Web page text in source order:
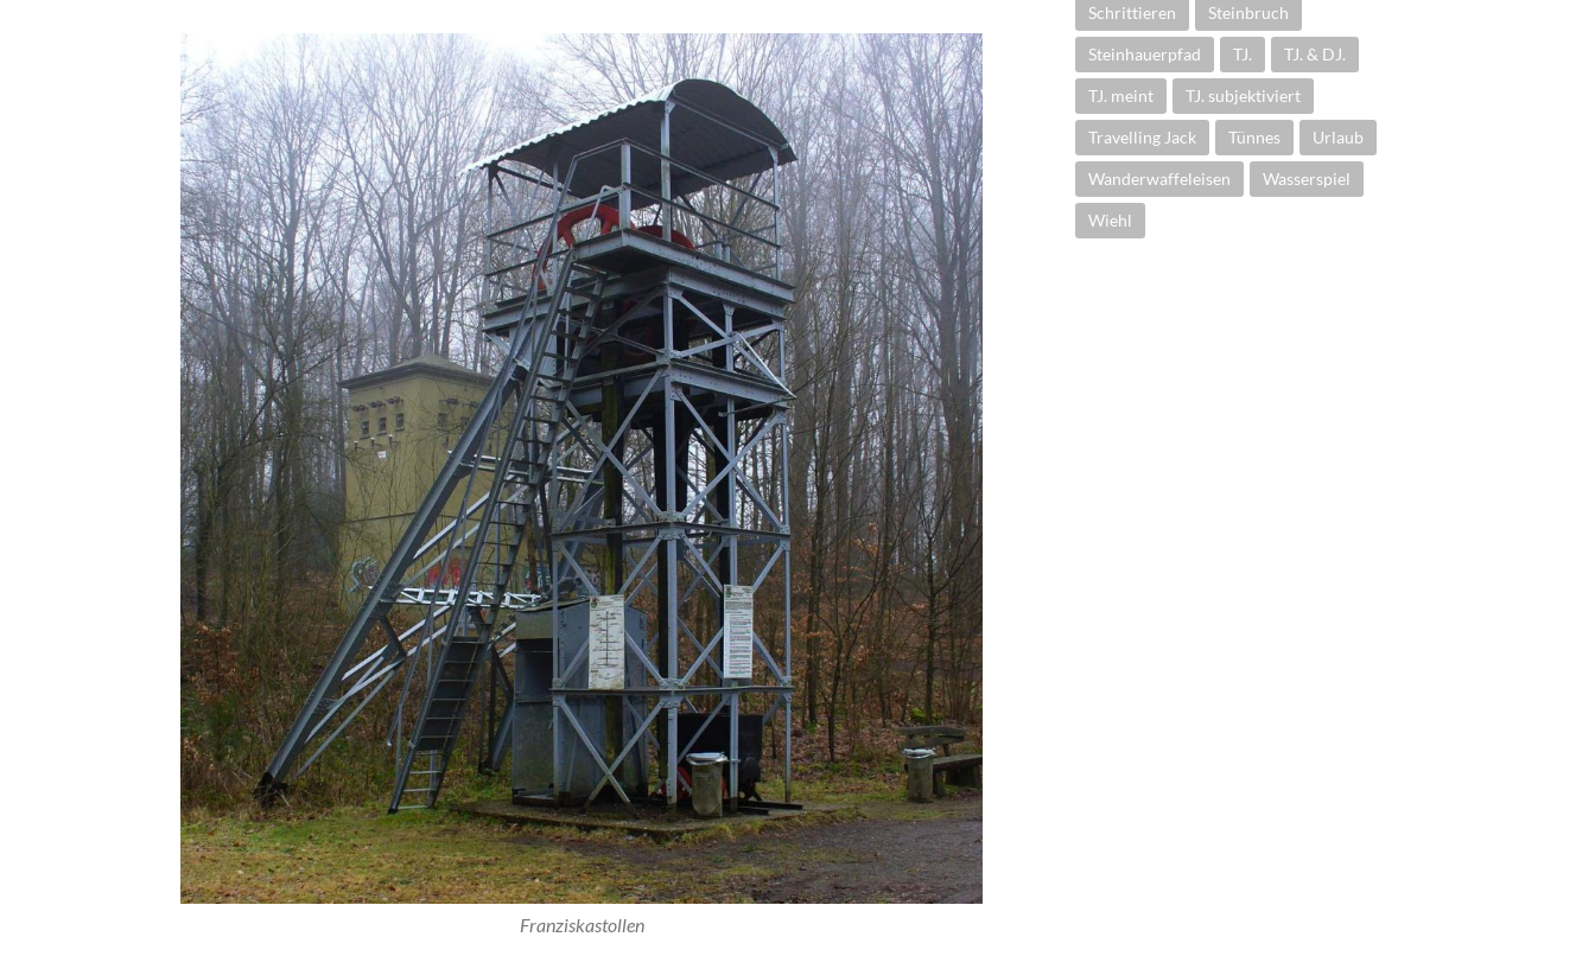
Franziskastollen
Schrittieren Steinbruch
Steinhauerpfad TJ. TJ. & DJ.
TJ. meint TJ. subjektiviert
Travelling Jack Tünnes Urlaub
Wanderwaffeleisen Wasserspiel
Wiehl